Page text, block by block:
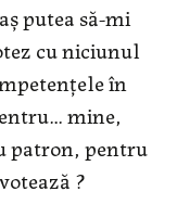
putea să-mi
cu niciunul
în
mine,
patron, pentru
?